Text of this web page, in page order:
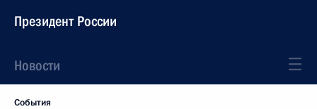
Президент России
Новости
События